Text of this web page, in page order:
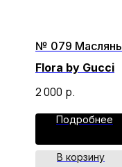
№ 079
Flora by Gucci
2 000 р.
Подробнее
В корзину